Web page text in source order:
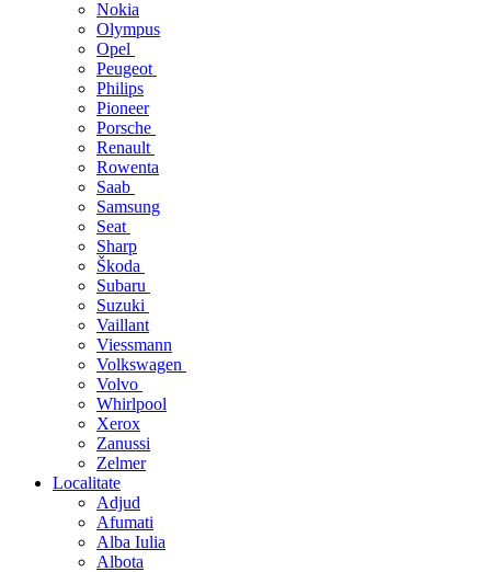
Nokia
Olympus
Opel
Peugeot
Philips
Pioneer
Porsche
Renault
Rowenta
Saab
Samsung
Seat
Sharp
Škoda
Subaru
Suzuki
Vaillant
Viessmann
Volkswagen
Volvo
Whirlpool
Xerox
Zanussi
Zelmer
Localitate
Adjud
Afumati
Alba Iulia
Albota